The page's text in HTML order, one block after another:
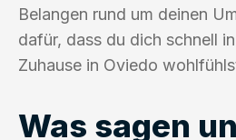
Belangen rund um deinen
dafür, dass du dich schnell
Zuhause in Oviedo
Was sagen